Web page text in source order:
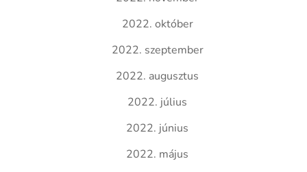
2022. október
2022. szeptember
2022. augusztus
2022. július
2022. június
2022. május